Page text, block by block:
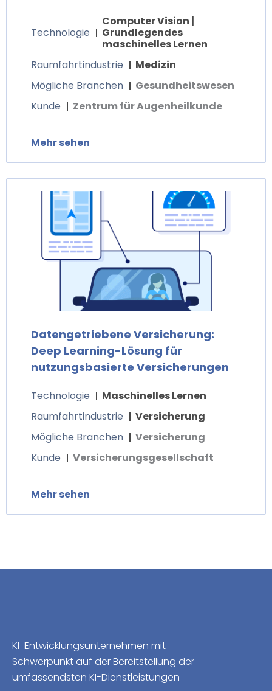
Technologie
Computer Vision |
Grundlegendes
maschinelles Lernen
Raumfahrtindustrie
Medizin
Mögliche Branchen
Gesundheitswesen
Kunde
Zentrum für Augenheilkunde
Mehr sehen
Datengetriebene Versicherung:
Deep Learning-Lösung für
nutzungsbasierte Versicherungen
Technologie
Maschinelles Lernen
Raumfahrtindustrie
Versicherung
Mögliche Branchen
Versicherung
Kunde
Versicherungsgesellschaft
Mehr sehen
KI-Entwicklungsunternehmen mit
Schwerpunkt auf der Bereitstellung der
umfassendsten KI-Dienstleistungen